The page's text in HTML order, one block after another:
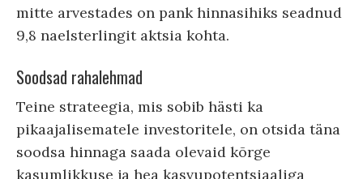
mitte arvestades on pank hinnasihiks seadnud
9,8 naelsterlingit aktsia kohta.
Soodsad rahalehmad
Teine strateegia, mis sobib hästi ka
pikaajalisematele investoritele, on otsida täna
soodsa hinnaga saada olevaid kõrge
kasumlikkuse ja hea kasvupotentsiaaliga